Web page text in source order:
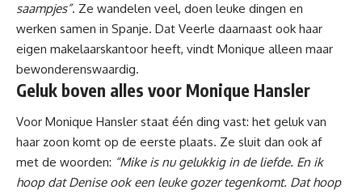
saampjes”. Ze wandelen veel, doen leuke dingen en
werken samen in Spanje. Dat Veerle daarnaast ook haar
eigen makelaarskantoor heeft, vindt Monique alleen maar
bewonderenswaardig.
Geluk boven alles voor Monique Hansler
Voor Monique Hansler staat één ding vast: het geluk van
haar zoon komt op de eerste plaats. Ze sluit dan ook af
met de woorden: “Mike is nu gelukkig in de liefde. En ik
hoop dat Denise ook een leuke gozer tegenkomt. Dat hoop